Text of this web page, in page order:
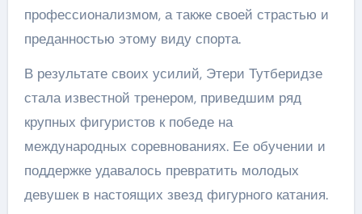
профессионализмом, а также своей страстью и
преданностью этому виду спорта.
В результате своих усилий, Этери Тутберидзе
стала известной тренером, приведшим ряд
крупных фигуристов к победе на
международных соревнованиях. Ее обучении и
поддержке удавалось превратить молодых
девушек в настоящих звезд фигурного катания.